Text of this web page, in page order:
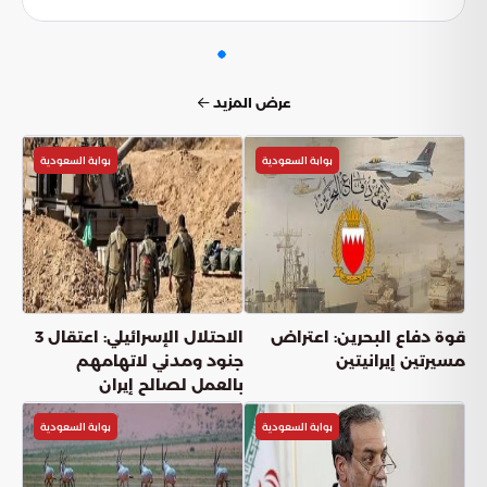
الفطرية.
عرض المزيد
بوابة السعودية
قوة دفاع البحرين: اعتراض
مسيرتين إيرانيتين
بوابة السعودية
الاحتلال الإسرائيلي: اعتقال 3
جنود ومدني لاتهامهم
بالعمل لصالح إيران
بوابة السعودية بوابة السعودية